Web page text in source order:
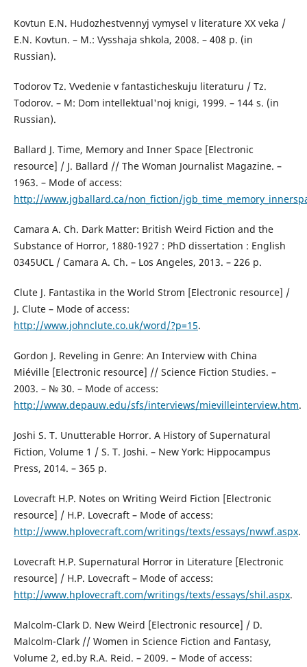
Kovtun E.N. Hudozhestvennyj vymysel v literature ХХ veka /
E.N. Kovtun. – M.: Vysshaja shkola, 2008. – 408 p. (in
Russian).
Todorov Tz. Vvedenie v fantasticheskuju literaturu / Tz.
Todorov. – M: Dom intellektual'noj knigi, 1999. – 144 s. (in
Russian).
Ballard J. Time, Memory and Inner Space [Electronic
resource] / J. Ballard // The Woman Journalist Magazine. –
1963. – Mode of access:
http://www.jgballard.ca/non_fiction/
Camara A. Ch. Dark Matter: British Weird Fiction and the
Substance of Horror, 1880-1927 : PhD dissertation : English
0345UCL / Camara A. Ch. – Los Angeles, 2013. – 226 p.
Clute J. Fantastika in the World Strom [Electronic resource] /
J. Clute – Mode of access:
http://www.johnclute.co.uk/word/?p=15.
Gordon J. Reveling in Genre: An Interview with China
Miéville [Electronic resource] // Science Fiction Studies. –
2003. – № 30. – Mode of access:
http://www.depauw.edu/sfs/interviews/mievilleinterview.htm.
Joshi S. T. Unutterable Horror. A History of Supernatural
Fiction, Volume 1 / S. T. Joshi. – New York: Hippocampus
Press, 2014. – 365 p.
Lovecraft H.P. Notes on Writing Weird Fiction [Electronic
resource] / H.P. Lovecraft – Mode of access:
http://www.hplovecraft.com/writings/texts/essays/nwwf.aspx.
Lovecraft H.P. Supernatural Horror in Literature [Electronic
resource] / H.P. Lovecraft – Mode of access:
http://www.hplovecraft.com/writings/texts/essays/shil.aspx.
Malcolm-Clark D. New Weird [Electronic resource] / D.
Malcolm-Clark // Women in Science Fiction and Fantasy,
Volume 2, ed.by R.A. Reid. – 2009. – Mode of access: